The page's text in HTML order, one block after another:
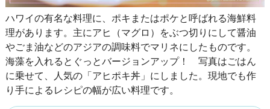
ハワイの有名な料理に、ポキまたはポケと呼ばれる海鮮料
理があります。主にアヒ（マグロ）をぶつ切りにして醤油
やごま油などのアジアの調味料でマリネにしたものです。
海藻を入れるとぐっとバージョンアップ！ 写真はごはん
に乗せて、人気の「アヒポキ丼」にしました。現地でも作
り手によるレシピの幅が広い料理です。